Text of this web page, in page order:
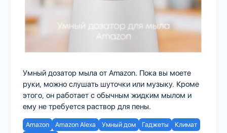
Умный дозатор мыла от Amazon. Пока вы моете
руки, можно слушать шуточки или музыку. Кроме
этого, он работает с обычным жидким мылом и
ему не требуется раствор для пены.
Amazon Amazon Alexa Умный дом Гаджеты Климат